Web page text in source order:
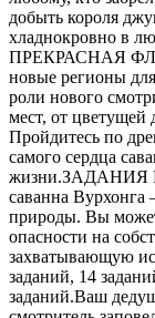
добыть короля
хладнокровно в
ПРЕКРАСНАЯ
новые регионы
роли нового
мест, от цветущей
Пройдитесь по
самого сердца
жизни.ЗАДАНИЯ
саванна Вурхонга
природы. Вы
опасности на
захватывающую
заданий, 14
заданий.Ваш